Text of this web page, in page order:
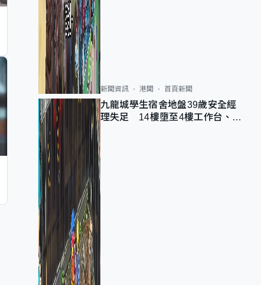
新聞資訊 港聞 首頁新聞
九龍城學生宿舍地盤39歲安全經
理失足 14樓墮至4樓工作台、送